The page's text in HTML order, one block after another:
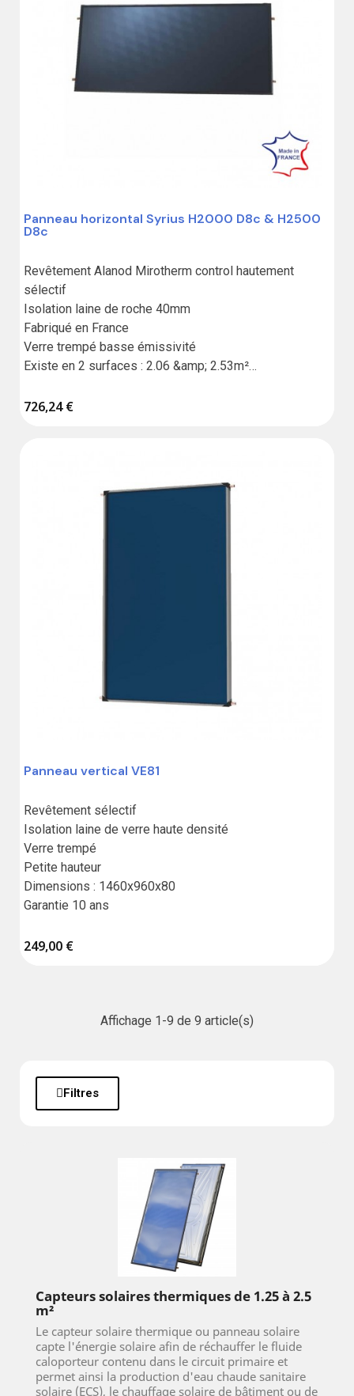
Filtres
Panneau horizontal Syrius H2000 D8c & H2500
D8c
Revêtement Alanod Mirotherm control hautement
sélectif
Isolation laine de roche 40mm
Fabriqué en France
Verre trempé basse émissivité
Existe en 2 surfaces : 2.06 &amp; 2.53m²
726,24 €
Panneau vertical VE81
Revêtement sélectif
Isolation laine de verre haute densité
Verre trempé
Petite hauteur
Dimensions : 1460x960x80
Garantie 10 ans
249,00 €
Affichage 1-9 de 9 article(s)
Capteurs solaires thermiques de 1.25 à 2.5
m²
Le capteur solaire thermique ou panneau solaire
capte l'énergie solaire afin de réchauffer le fluide
caloporteur contenu dans le circuit primaire et
permet ainsi la production d'eau chaude sanitaire
solaire (ECS), le chauffage solaire de bâtiment ou de